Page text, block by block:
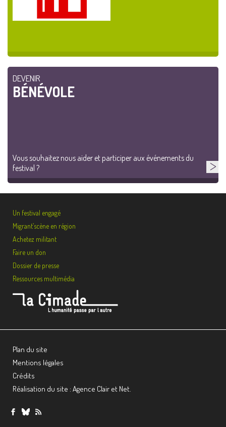
DEVENIR
BÉNÉVOLE
Vous souhaitez nous aider et participer aux événements du
festival ?
Un festival engagé
Migrant’scène en région
Achetez militant
Faire un don
Dossier de presse
Ressources multimédia
Plan du site
Mentions légales
Crédits
Réalisation du site : Agence Clair et Net.